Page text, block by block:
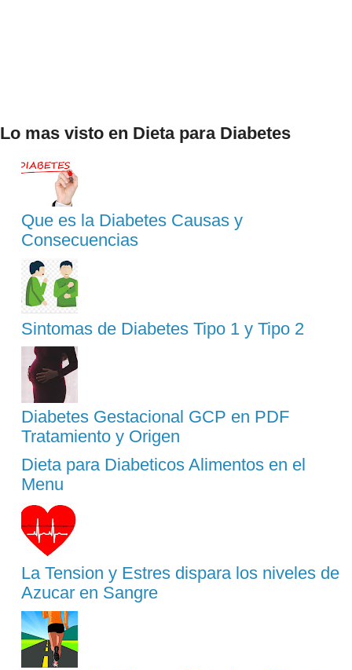
Lo mas visto en Dieta para Diabetes
Que es la Diabetes Causas y
Consecuencias
Sintomas de Diabetes Tipo 1 y Tipo 2
Diabetes Gestacional GCP en PDF
Tratamiento y Origen
Dieta para Diabeticos Alimentos en el
Menu
La Tension y Estres dispara los niveles de
Azucar en Sangre